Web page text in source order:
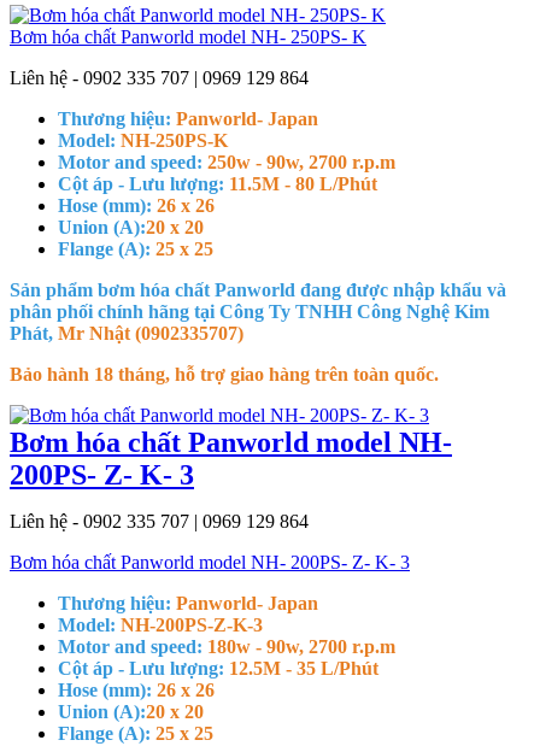
Bơm hóa chất Panworld model NH- 250PS- K
Liên hệ - 0902 335 707 | 0969 129 864
Thương hiệu: Panworld- Japan
Model: NH-250PS-K
Motor and speed: 250w - 90w, 2700 r.p.m
Cột áp - Lưu lượng: 11.5M - 80 L/Phút
Hose (mm): 26 x 26
Union (A):20 x 20
Flange (A): 25 x 25
Sản phẩm bơm hóa chất Panworld đang được nhập khẩu và
phân phối chính hãng tại Công Ty TNHH Công Nghệ Kim
Phát, Mr Nhật (0902335707)
Bảo hành 18 tháng, hỗ trợ giao hàng trên toàn quốc.
Bơm hóa chất Panworld model NH-
200PS- Z- K- 3
Liên hệ - 0902 335 707 | 0969 129 864
Bơm hóa chất Panworld model NH- 200PS- Z- K- 3
Thương hiệu: Panworld- Japan
Model: NH-200PS-Z-K-3
Motor and speed: 180w - 90w, 2700 r.p.m
Cột áp - Lưu lượng: 12.5M - 35 L/Phút
Hose (mm): 26 x 26
Union (A):20 x 20
Flange (A): 25 x 25